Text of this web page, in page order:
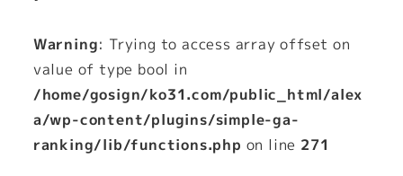
Warning: Trying to access array offset on
value of type bool in
/home/gosign/ko31.com/public_html/alex
a/wp-content/plugins/simple-ga-
ranking/lib/functions.php on line 271